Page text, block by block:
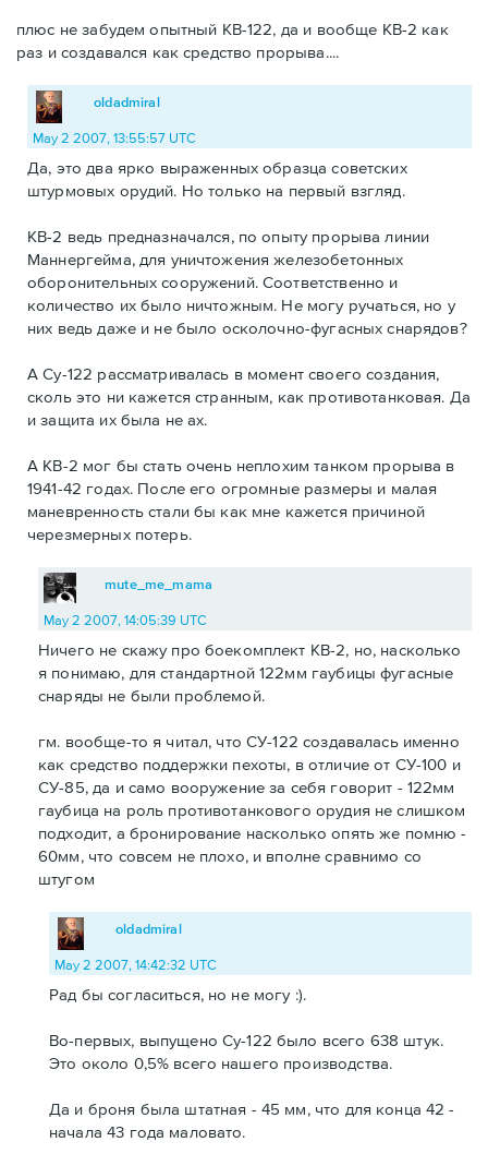
плюс не забудем опытный КВ-122, да и вообще КВ-2 как
раз и создавался как средство прорыва....
oldadmiral
May 2 2007, 13:55:57 UTC
Да, это два ярко выраженных образца советских
штурмовых орудий. Но только на первый взгляд.
КВ-2 ведь предназначался, по опыту прорыва линии
Маннергейма, для уничтожения железобетонных
оборонительных сооружений. Соответственно и
количество их было ничтожным. Не могу ручаться, но у
них ведь даже и не было осколочно-фугасных снарядов?
А Су-122 рассматривалась в момент своего создания,
сколь это ни кажется странным, как противотанковая. Да
и защита их была не ах.
А КВ-2 мог бы стать очень неплохим танком прорыва в
1941-42 годах. После его огромные размеры и малая
маневренность стали бы как мне кажется причиной
черезмерных потерь.
mute_me_mama
May 2 2007, 14:05:39 UTC
Ничего не скажу про боекомплект КВ-2, но, насколько
я понимаю, для стандартной 122мм гаубицы фугасные
снаряды не были проблемой.
гм. вообще-то я читал, что СУ-122 создавалась именно
как средство поддержки пехоты, в отличие от СУ-100 и
СУ-85, да и само вооружение за себя говорит - 122мм
гаубица на роль противотанкового орудия не слишком
подходит, а бронирование насколько опять же помню -
60мм, что совсем не плохо, и вполне сравнимо со
штугом
oldadmiral
May 2 2007, 14:42:32 UTC
Рад бы согласиться, но не могу :).
Во-первых, выпущено Су-122 было всего 638 штук.
Это около 0,5% всего нашего производства.
Да и броня была штатная - 45 мм, что для конца 42 -
начала 43 года маловато.